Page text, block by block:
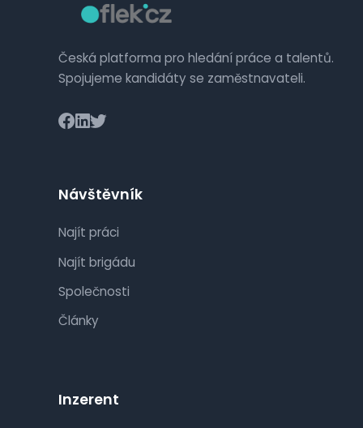
Česká platforma pro hledání práce a talentů.
Spojujeme kandidáty se zaměstnavateli.
Návštěvník
Najít práci
Najít brigádu
Společnosti
Články
Inzerent